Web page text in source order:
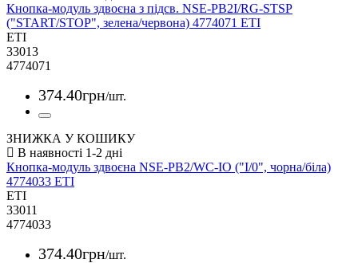
Кнопка-модуль здвоєна з підсв. NSE-PB2I/RG-STSP
("START/STOP", зелена/червона) 4774071 ETI
ETI
33013
4774071
374.40грн/шт.
ЗНИЖКА У КОШИКУ
Кнопка-модуль здвоєна NSE-PB2/WC-IO ("I/0", чорна/біла)
4774033 ETI
ETI
33011
4774033
374.40грн/шт.